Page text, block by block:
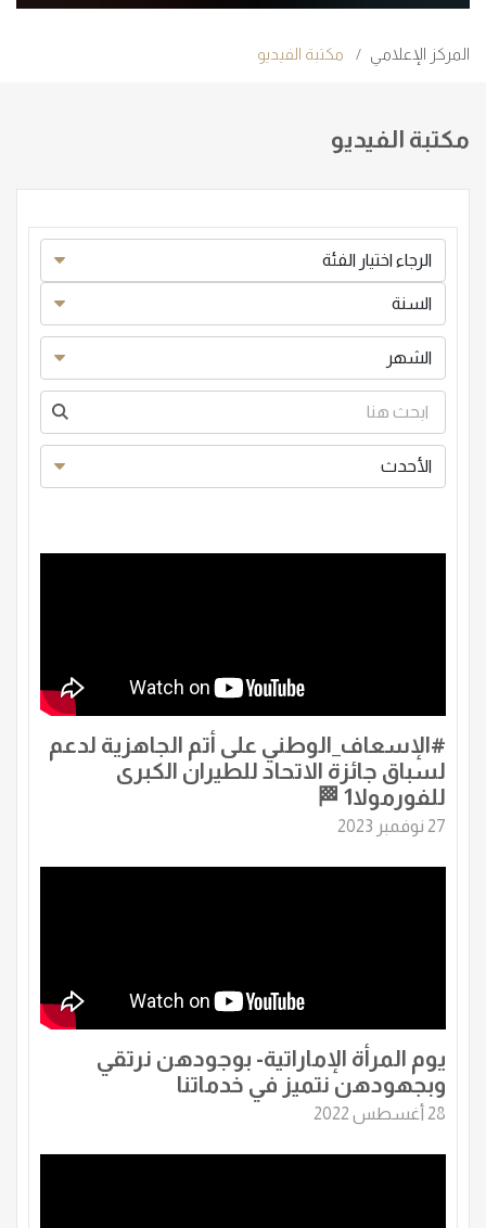
المركز الإعلامي مكتبة الفيديو
مكتبة الفيديو
‏⁧‫#الإسعاف_الوطني‬⁩ على أتم الجاهزية لدعم
لسباق جائزة الاتحاد للطيران الكبرى
للفورمولا1 🏁
27 نوفمبر 2023
يوم المرأة الإماراتية- بوجودهن نرتقي
وبجهودهن نتميز في خدماتنا
28 أغسطس 2022